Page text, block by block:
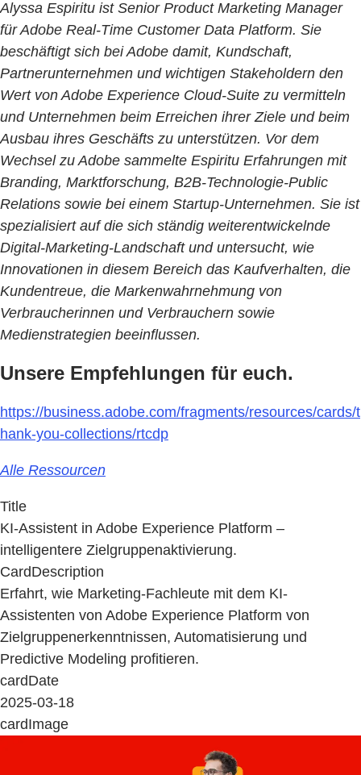
Alyssa Espiritu ist Senior Product Marketing Manager
für Adobe Real-Time Customer Data Platform. Sie
beschäftigt sich bei Adobe damit, Kundschaft,
Partnerunternehmen und wichtigen Stakeholdern den
Wert von Adobe Experience Cloud-Suite zu vermitteln
und Unternehmen beim Erreichen ihrer Ziele und beim
Ausbau ihres Geschäfts zu unterstützen. Vor dem
Wechsel zu Adobe sammelte Espiritu Erfahrungen mit
Branding, Marktforschung, B2B-Technologie-Public
Relations sowie bei einem Startup-Unternehmen. Sie ist
spezialisiert auf die sich ständig weiterentwickelnde
Digital-Marketing-Landschaft und untersucht, wie
Innovationen in diesem Bereich das Kaufverhalten, die
Kundentreue, die Markenwahrnehmung von
Verbraucherinnen und Verbrauchern sowie
Medienstrategien beeinflussen.
Unsere Empfehlungen für euch.
https://business.adobe.com/fragments/resources/cards/t
hank-you-collections/rtcdp
Alle Ressourcen
Title
KI-Assistent in Adobe Experience Platform –
intelligentere Zielgruppenaktivierung.
CardDescription
Erfahrt, wie Marketing-Fachleute mit dem KI-
Assistenten von Adobe Experience Platform von
Zielgruppenerkenntnissen, Automatisierung und
Predictive Modeling profitieren.
cardDate
2025-03-18
cardImage